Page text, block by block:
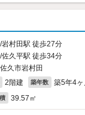
岩村田駅 徒歩27分
佐久平駅 徒歩34分
久市岩村田
2階建 築年数 築5年4ヶ
39.57㎡